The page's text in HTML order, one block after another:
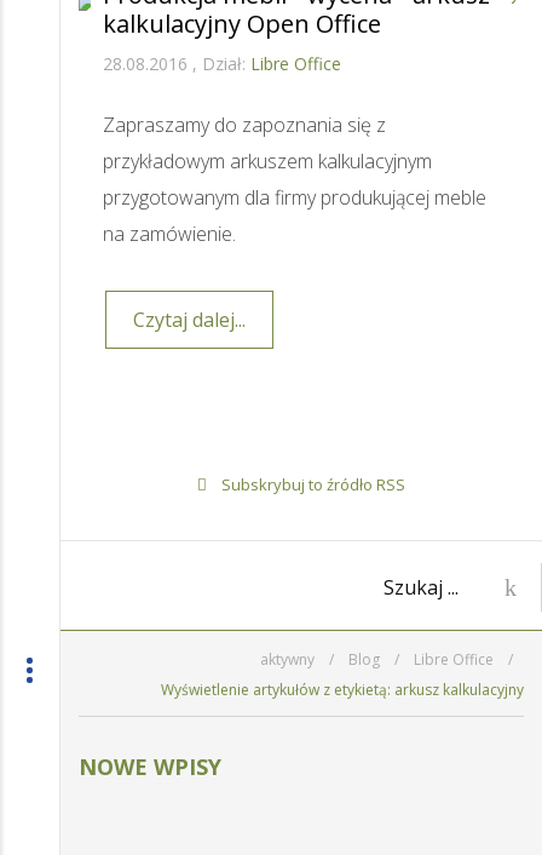
kalkulacyjny Open Office
28.08.2016 Dział: Libre Office
Zapraszamy do zapoznania się z
przykładowym arkuszem kalkulacyjnym
przygotowanym dla firmy produkującej meble
na zamówienie.
Czytaj dalej...
Subskrybuj to źródło RSS
aktywny / Blog / Libre Office
/
Wyświetlenie artykułów z etykietą: arkusz kalkulacyjny
NOWE WPISY